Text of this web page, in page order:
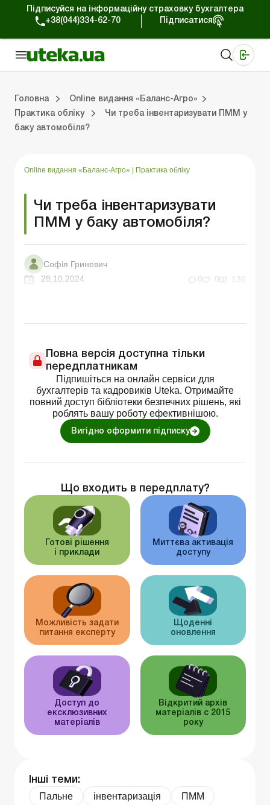
Підписуйся на інформаційну страховку бухгалтера
+38(044)334-62-70
Підписатися
Головна
Online видання «Баланс-Агро»
Практика обліку
Чи треба інвентаризувати ПММ у
баку автомобіля?
Online видання «Баланс-Агро» Практика обліку
Чи треба інвентаризувати
ПММ у баку автомобіля?
Софія Гриневич
28.10.2024
0 0 136
Повна версія доступна тільки
передплатникам
Підпишіться на онлайн сервіси для
бухгалтерів та кадровиків Uteka. Отримайте
повний доступ бібліотеки безпечних рішень, які
роблять вашу роботу ефективнішою.
Вигідно оформити підписку
Що входить в передплату?
Готові рішення
і приклади
Миттєва активація
доступу
Можливість задати
питання експерту
Щоденні
оновлення
Доступ до
ексклюзивних
матеріалів
Відкритий архів
матеріалів c 2015
року
Інші теми:
Пальне інвентаризація
ПММ